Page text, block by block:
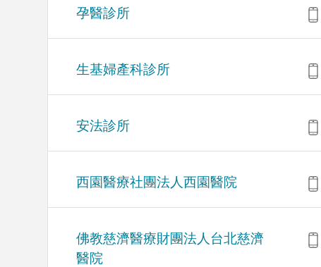
孕醫診所
生基婦產科診所
安法診所
西園醫療社團法人西園醫院
佛教慈濟醫療財團法人台北慈濟
醫院